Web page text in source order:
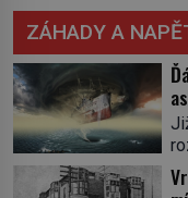
ZÁHADY A